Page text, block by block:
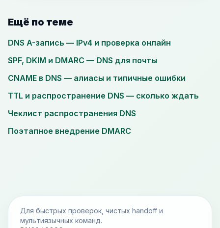
Ещё по теме
DNS A-запись — IPv4 и проверка онлайн
SPF, DKIM и DMARC — DNS для почты
CNAME в DNS — алиасы и типичные ошибки
TTL и распространение DNS — сколько ждать
Чеклист распространения DNS
Поэтапное внедрение DMARC
Для быстрых проверок, чистых handoff и
мультиязычных команд.